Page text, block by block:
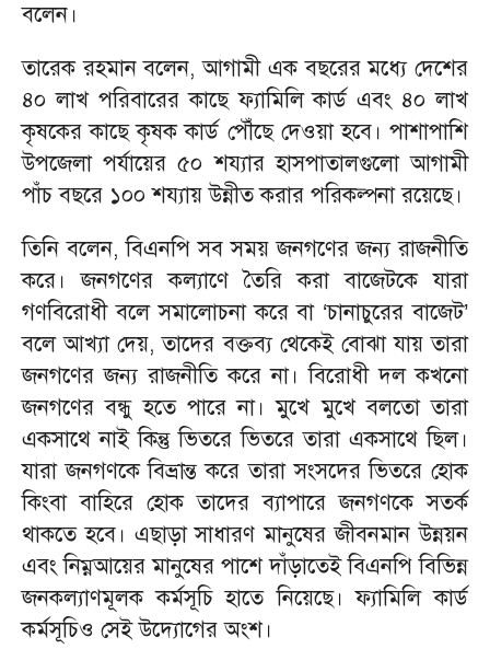
বলেন।
তারেক রহমান বলেন, আগামী এক বছরের মধ্যে দেশের
৪০ লাখ পরিবারের কাছে ফ্যামিলি কার্ড এবং ৪০ লাখ
কৃষকের কাছে কৃষক কার্ড পৌঁছে দেওয়া হবে। পাশাপাশি
উপজেলা পর্যায়ের ৫০ শয্যার হাসপাতালগুলো আগামী
পাঁচ বছরে ১০০ শয্যায় উন্নীত করার পরিকল্পনা রয়েছে।
তিনি বলেন, বিএনপি সব সময় জনগণের জন্য রাজনীতি
করে। জনগণের কল্যাণে তৈরি করা বাজেটকে যারা
গণবিরোধী বলে সমালোচনা করে বা ‘চানাচুরের বাজেট’
বলে আখ্যা দেয়, তাদের বক্তব্য থেকেই বোঝা যায় তারা
জনগণের জন্য রাজনীতি করে না। বিরোধী দল কখনো
জনগণের বন্ধু হতে পারে না। মুখে মুখে বলতো তারা
একসাথে নাই কিন্তু ভিতরে ভিতরে তারা একসাথে ছিল।
যারা জনগণকে বিভ্রান্ত করে তারা সংসদের ভিতরে হোক
কিংবা বাহিরে হোক তাদের ব্যাপারে জনগণকে সতর্ক
থাকতে হবে। এছাড়া সাধারণ মানুষের জীবনমান উন্নয়ন
এবং নিম্নআয়ের মানুষের পাশে দাঁড়াতেই বিএনপি বিভিন্ন
জনকল্যাণমূলক কর্মসূচি হাতে নিয়েছে। ফ্যামিলি কার্ড
কর্মসূচিও সেই উদ্যোগের অংশ।